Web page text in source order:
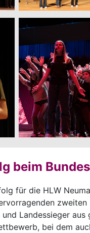
beim
für die HLW
und Landessieger
bei dem